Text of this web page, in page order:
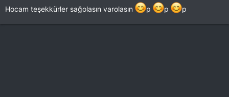
Hocam teşekkürler sağolasın varolasın p p p